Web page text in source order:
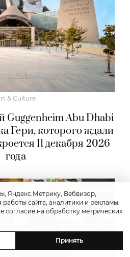
& Culture
Guggenheim Abu Dhabi
Гери, которого ждали
11 декабря 2026
года
Яндекс.Метрику, Вебвизор,
сайта, аналитики и рекламы.
согласие на обработку метрических
Принять